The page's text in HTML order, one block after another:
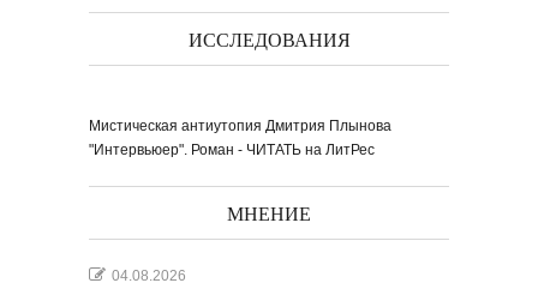
Выпуск № 1'17 журнала
Наш выбор с КЛАУЗУРОЙ
29 марта, в преддверии
Винсент Ван Гог
ИССЛЕДОВАНИЯ
Мистическая антиутопия Дмитрия Плынова
"Интервьюер". Роман - ЧИТАТЬ на ЛитРес
МНЕНИЕ
04.08.2026